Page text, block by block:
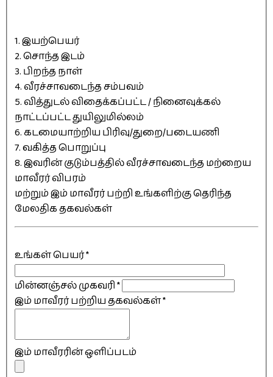
1. இயற்பெயர்
2. சொந்த இடம்
3. பிறந்த நாள்
4. வீரச்சாவடைந்த சம்பவம்
5. வித்துடல் விதைக்கப்பட்ட / நினைவுக்கல்
நாட்டப்பட்ட துயிலுமில்லம்
6. கடமையாற்றிய பிரிவு/துறை/படையணி
7. வகித்த பொறுப்பு
8. இவரின் குடும்பத்தில் வீரச்சாவடைந்த மற்றைய
மாவீரர் விபரம்
மற்றும் இம் மாவீரர் பற்றி உங்களிற்கு தெரிந்த
மேலதிக தகவல்கள்
உங்கள் பெயர்*
மின்னஞ்சல் முகவரி*
இம் மாவீரர் பற்றிய தகவல்கள்*
இம் மாவீரரின் ஒளிப்படம்